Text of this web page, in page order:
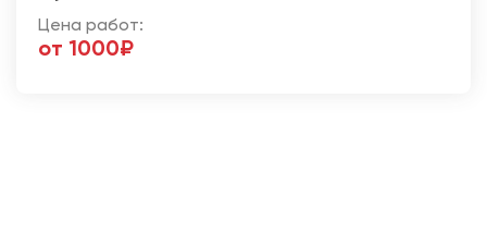
Цена работ:
от 1000₽